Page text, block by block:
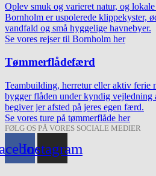
Oplev smuk og varieret natur, og
Bornholm er uspolerede klippekyster,
vandfald og små hyggelige havnebyer.
Se vores rejser til Bornholm her
Tømmerflådefærd
Teambuilding, herretur eller aktiv ferie
bygger flåden under kyndig vejledning
begiver jer afsted på jeres egen færd.
Se vores ture på tømmerflåde her
FØLG OS PÅ VORES SOCIALE MEDIER
Instagram